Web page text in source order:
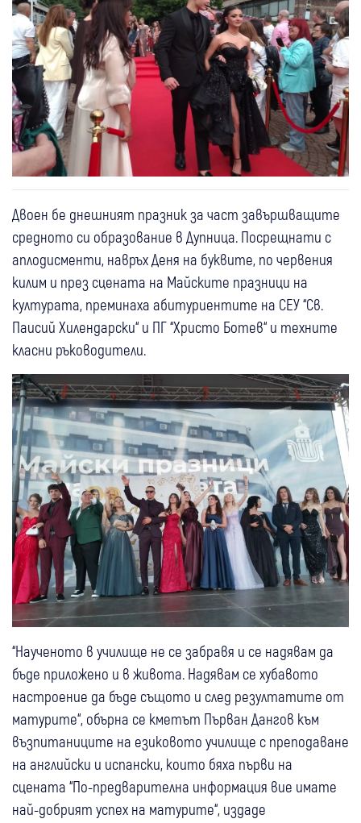
Двоен бе днешният празник за част завършващите
средното си образование в Дупница. Посрещнати с
аплодисменти, навръх Деня на буквите, по червения
килим и през сцената на Майските празници на
културата, преминаха абитуриентите на СЕУ “Св.
Паисий Хилендарски“ и ПГ “Христо Ботев“ и техните
класни ръководители.
“Наученото в училище не се забравя и се надявам да
бъде приложено и в живота. Надявам се хубавото
настроение да бъде същото и след резултатите от
матурите“, обърна се кметът Първан Дангов към
възпитаниците на езиковото училище с преподаване
на английски и испански, които бяха първи на
сцената “По-предварителна информация вие имате
най-добрият успех на матурите“, издаде